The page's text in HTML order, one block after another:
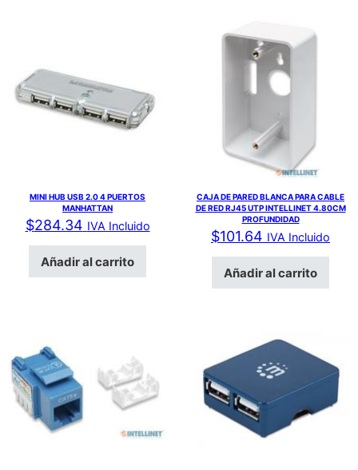
MINI HUB USB 2.0 4 PUERTOS
MANHATTAN
$284.34 IVA Incluido
Añadir al carrito
CAJA DE PARED BLANCA PARA CABLE
DE RED RJ45 UTP INTELLINET 4.80CM
PROFUNDIDAD
$101.64 IVA Incluido
Añadir al carrito